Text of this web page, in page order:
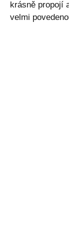
krásně propojí
velmi